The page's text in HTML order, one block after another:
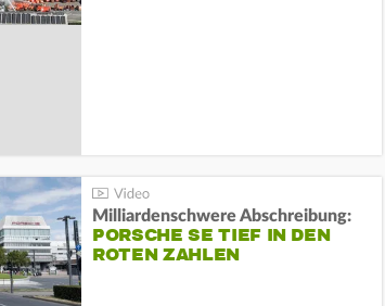
Milliardenschwere Abschreibung:
PORSCHE SE TIEF IN DEN
ROTEN ZAHLEN